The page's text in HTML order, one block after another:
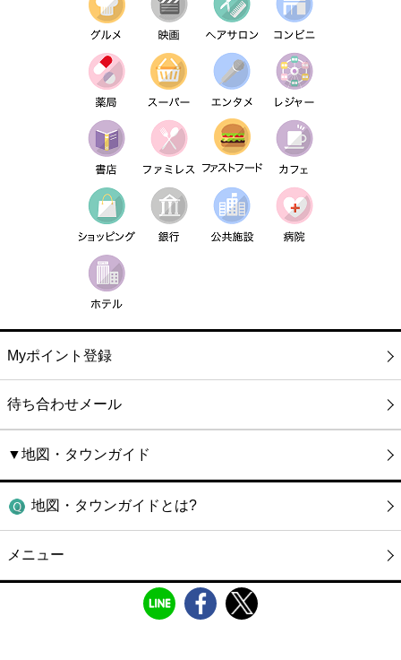
Myポイント登録
待ち合わせメール
▼地図・タウンガイド
地図・タウンガイドとは?
メニュー